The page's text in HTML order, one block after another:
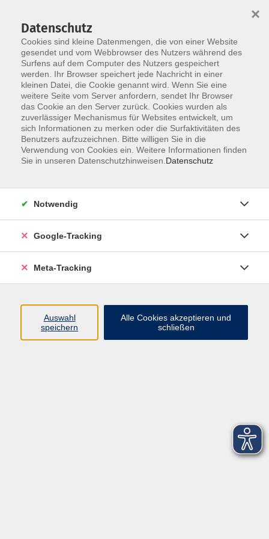
Skip to main content
Der Kurs konnte nicht gefunden werden.
Über uns
Datenschutz
Cookies sind kleine Datenmengen, die von einer Website
gesendet und vom Webbrowser des Nutzers während des
Surfens auf dem Computer des Nutzers gespeichert
werden. Ihr Browser speichert jede Nachricht in einer
kleinen Datei, die Cookie genannt wird. Wenn Sie eine
weitere Seite vom Server anfordern, sendet Ihr Browser
das Cookie an den Server zurück. Cookies wurden als
zuverlässiger Mechanismus für Websites entwickelt, um
sich Informationen zu merken oder die Surfaktivitäten des
Benutzers aufzuzeichnen. Bitte willigen Sie in die
Verwendung von Cookies ein. Weitere Informationen finden
Sie in unseren Datenschutzhinweisen. Datenschutz
×
Notwendig
Google-Tracking
Meta-Tracking
Auswahl
speichern
Alle Cookies akzeptieren und
schließen